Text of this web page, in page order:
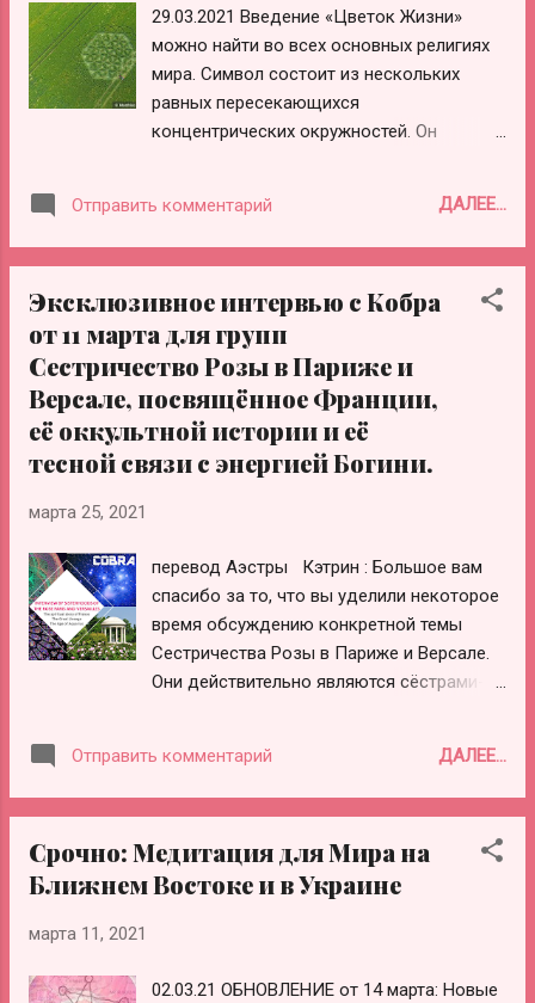
29.03.2021 Введение «Цветок Жизни»
можно найти во всех основных религиях
мира. Символ состоит из нескольких
равных пересекающихся
концентрических окружностей. Он
мысли Творца. Многие духовные и
мистические геометрические фигуры
Например, сакральная фигура Древа
Жизни в учении Каббалы могла быть
взята из концентрических паттернов
внутри Цветка Жизни, а Леонардо да
Винчи изучал форму Цветок Жизни и его
математические свойства. Духовное
значение Цветка Жизни Символ Цветка
нашего окружения и заставлять нас
чувствовать себя легче с более высокой
частотой. Интересно отметить, что
многие древние памятники в Европе
можно найти в паттернах «Цветок Жизни».
определить, проведя линию от
Отправить комментарий ДАЛЕЕ...
Эксклюзивное интервью с Кобра
от 11 марта для групп
Сестричество Розы в Париже и
Версале, посвящённое Франции,
её оккультной истории и её
тесной связи с энергией Богини.
марта 25, 2021
перевод Аэстры Кэтрин : Большое вам
спасибо за то, что вы уделили некоторое
время обсуждению конкретной темы
Сестричества Розы в Париже и Версале.
Они действительно являются сёстрами-
начнём с исторических моментов.
Некоторые напоминания об истории
возражаете. Кобра: Да, конечно. Кэтрин:
Спасибо. Итак, начнём с некоторой
и, вероятно, в других местах. Происходит
Отправить комментарий ДАЛЕЕ...
Срочно: Медитация для Мира на
Ближнем Востоке и в Украине
марта 11, 2021
02.03.21 ОБНОВЛЕНИЕ от 14 марта: Новые